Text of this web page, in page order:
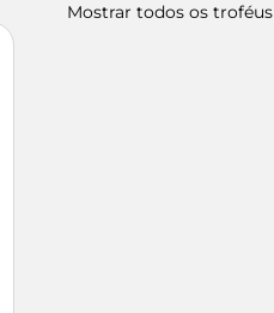
Mostrar todos os troféus